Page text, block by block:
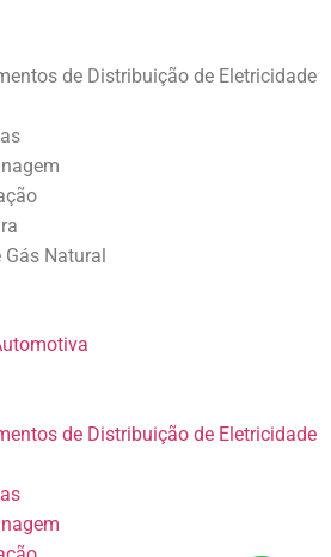
de Distribuição de Eletricidade
Natural
de Distribuição de Eletricidade